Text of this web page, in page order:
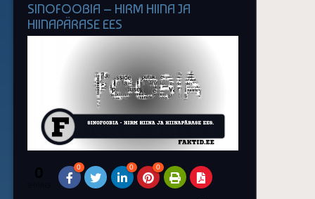
SINOFOOBIA – HIRM HIINA JA
HIINAPÄRASE EES
0 0 0 0